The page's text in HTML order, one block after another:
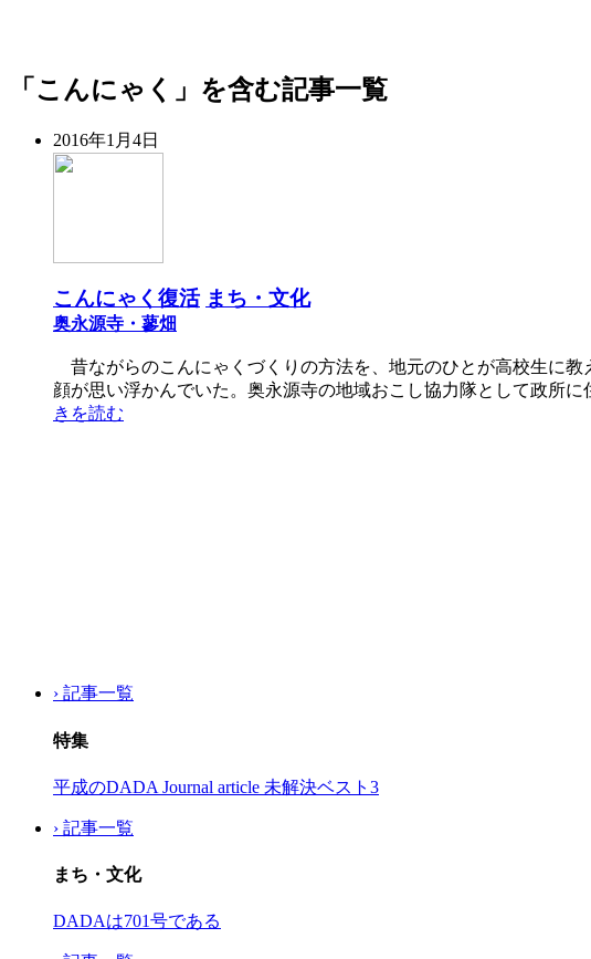
「こんにゃく」を含む記事一覧
2016年1月4日
こんにゃく復活 まち・文化
奥永源寺・蓼畑
昔ながらのこんにゃくづくりの方法を、地元のひとが高校生に
顔が思い浮かんでいた。奥永源寺の地域おこし協力隊として政所
きを読む
› 記事一覧
特集
平成のDADA Journal article 未解決ベスト3
› 記事一覧
まち・文化
DADAは701号である